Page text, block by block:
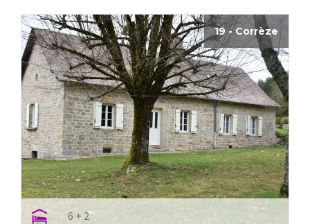
19 - Corrèze
6 + 2